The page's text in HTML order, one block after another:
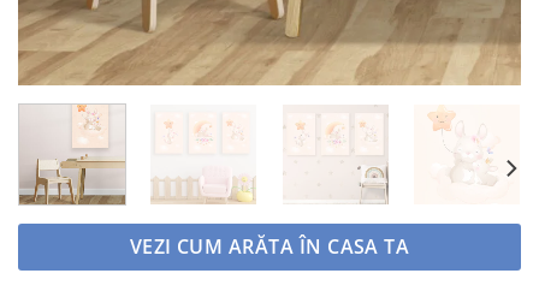
VEZI CUM ARĂTA ÎN CASA TA